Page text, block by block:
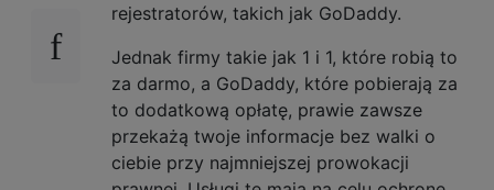
rejestratorów, takich jak GoDaddy.
Jednak firmy takie jak 1 i 1, które robią to
za darmo, a GoDaddy, które pobierają za
to dodatkową opłatę, prawie zawsze
przekażą twoje informacje bez walki o
ciebie przy najmniejszej prowokacji